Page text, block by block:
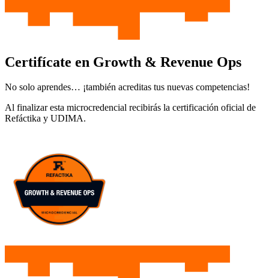
Certifícate en Growth & Revenue Ops
No solo aprendes… ¡también acreditas tus nuevas competencias!
Al finalizar esta microcredencial recibirás la certificación oficial de
Refáctika y UDIMA.